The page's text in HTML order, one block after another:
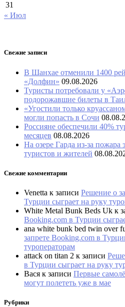
31
« Июл
Свежие записи
В Шанхае отменили 1400
«Долфин» 09.08.2026
Туристы потребовали у
подорожавшие билеты в
«Угостили только
могли попасть в Сочи
Россияне обеспечили 40%
месяцев 08.08.2026
На озере Гарда из-за пожара
туристов и жителей
Свежие комментарии
Venetta к записи Решение о
Турции сыграет на руку
White Metal Bunk Beds Uk к
Booking.com в Турции
ana white bunk bed twin over
запрете Booking.com в
туроператорам
attack on titan 2 к записи
в Турции сыграет на руку
Вася к записи Первые
могут полететь уже в мае
Рубрики